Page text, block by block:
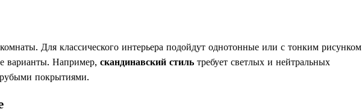
Для классического интерьера подойдут однотонные или с тонким рисунком
варианты. Например, скандинавский стиль требует светлых и нейтральных
покрытиями.